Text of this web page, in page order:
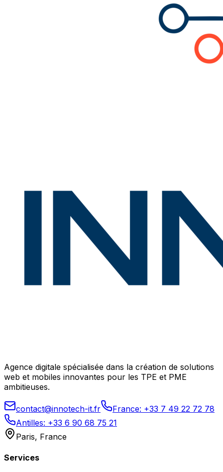
Agence digitale spécialisée dans la création de solutions
web et mobiles innovantes pour les TPE et PME
ambitieuses.
contact@innotech-it.fr
France: +33 7 49 22 72 78
Antilles: +33 6 90 68 75 21
Paris, France
Services